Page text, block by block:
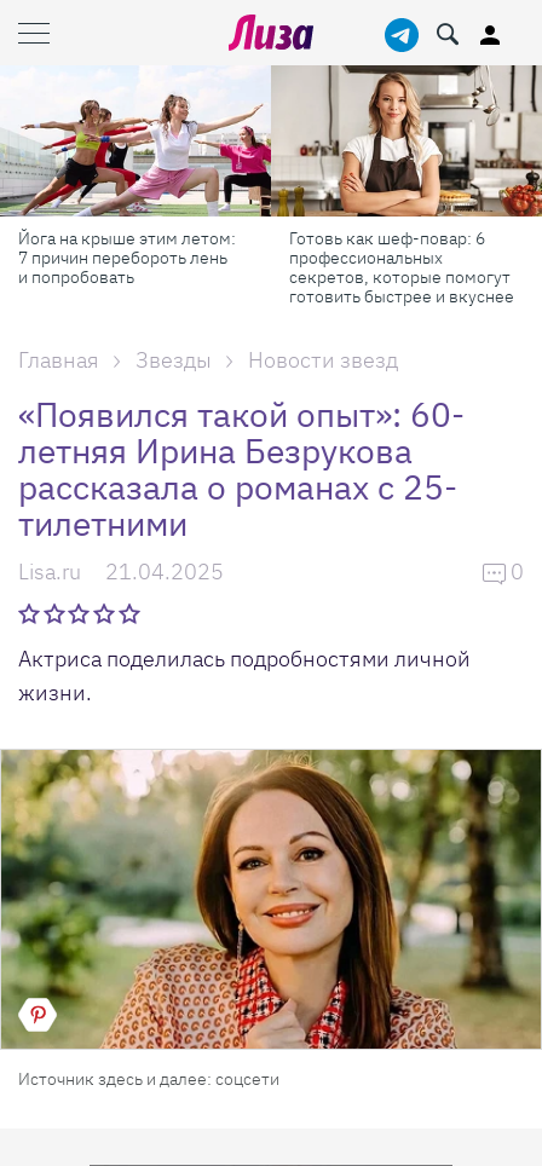
Йога на крыше этим летом:
7 причин перебороть лень
и попробовать
Готовь как шеф-повар: 6
профессиональных
секретов, которые помогут
готовить быстрее и вкуснее
Главная Звезды Новости звезд
«Появился такой опыт»: 60-
летняя Ирина Безрукова
рассказала о романах с 25-
тилетними
Lisa.ru 21.04.2025 0
Актриса поделилась подробностями личной
жизни.
Источник здесь и далее: соцсети